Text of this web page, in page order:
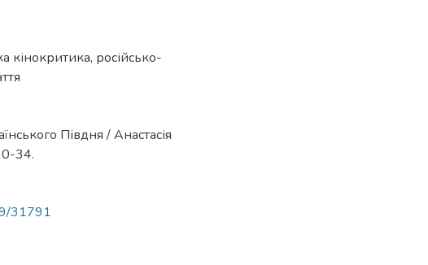
кінокритика, російсько-
Півдня / Анастасія
34.
31791